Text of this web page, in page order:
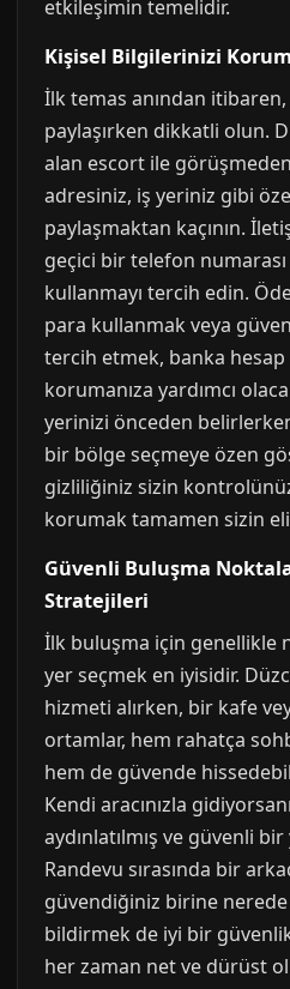
etkileşimin temelidir.
Kişisel Bilgilerinizi
İlk temas anından
paylaşırken dikkatli olun.
alan escort ile görüşmeden
adresiniz, iş yeriniz gibi
paylaşmaktan kaçının.
geçici bir telefon
kullanmayı tercih edin.
para kullanmak veya
tercih etmek, banka
korumanıza yardımcı
yerinizi önceden
bir bölge seçmeye özen
gizliliğiniz sizin
korumak tamamen sizin
Güvenli Buluşma
Stratejileri
İlk buluşma için genellikle
yer seçmek en iyisidir.
hizmeti alırken, bir kafe
ortamlar, hem rahatça
hem de güvende
Kendi aracınızla
aydınlatılmış ve güvenli
Randevu sırasında bir
güvendiğiniz birine
bildirmek de iyi bir
her zaman net ve dürüst